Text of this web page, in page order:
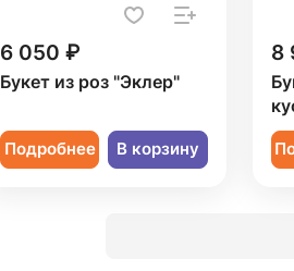
6 050 ₽
Букет из роз "Эклер"
Подробнее В корзину
8